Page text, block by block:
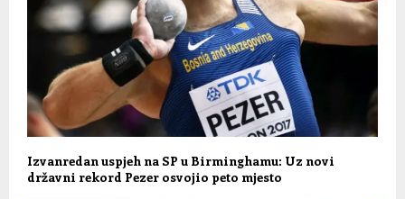
Izvanredan uspjeh na SP u Birminghamu: Uz novi
državni rekord Pezer osvojio peto mjesto